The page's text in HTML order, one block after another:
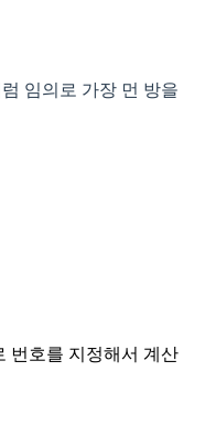
임의로 가장 먼 방을
번호를 지정해서 계산